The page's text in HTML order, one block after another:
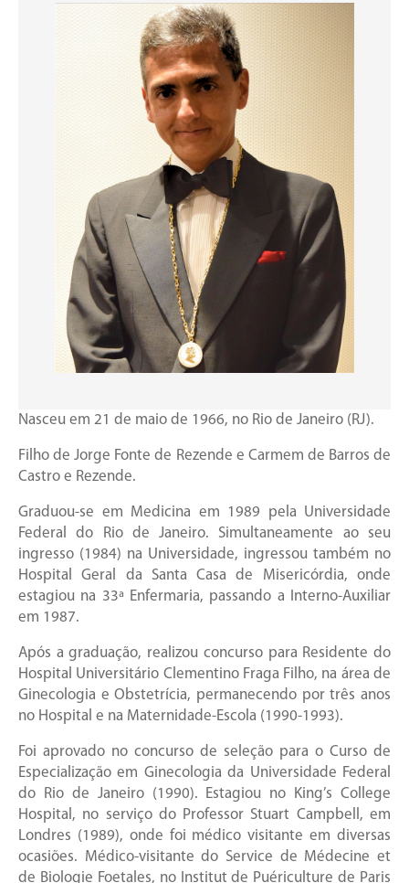
Nasceu em 21 de maio de 1966, no Rio de Janeiro (RJ).
Filho de Jorge Fonte de Rezende e Carmem de Barros de
Castro e Rezende.
Graduou-se em Medicina em 1989 pela Universidade
Federal do Rio de Janeiro. Simultaneamente ao seu
ingresso (1984) na Universidade, ingressou também no
Hospital Geral da Santa Casa de Misericórdia, onde
estagiou na 33ª Enfermaria, passando a Interno-Auxiliar
em 1987.
Após a graduação, realizou concurso para Residente do
Hospital Universitário Clementino Fraga Filho, na área de
Ginecologia e Obstetrícia, permanecendo por três anos
no Hospital e na Maternidade-Escola (1990-1993).
Foi aprovado no concurso de seleção para o Curso de
Especialização em Ginecologia da Universidade Federal
do Rio de Janeiro (1990). Estagiou no King’s College
Hospital, no serviço do Professor Stuart Campbell, em
Londres (1989), onde foi médico visitante em diversas
ocasiões. Médico-visitante do Service de Médecine et
de Biologie Foetales, no Institut de Puériculture de Paris